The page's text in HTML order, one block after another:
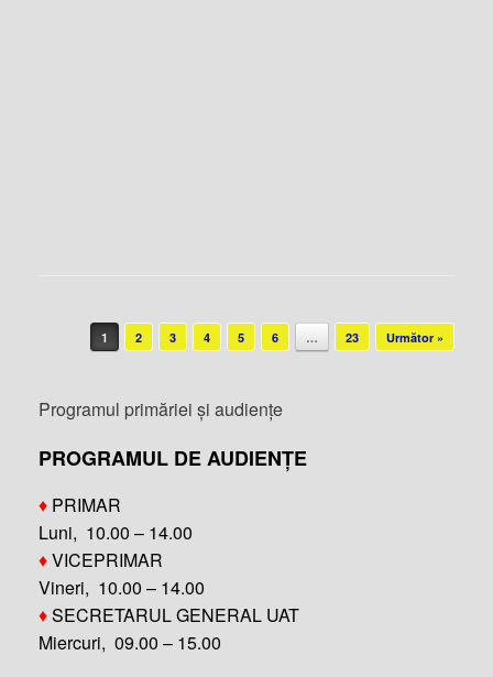
Post navigation
1 2 3 4 5 6 … 23 Următor »
Programul primăriei și audiențe
PROGRAMUL DE AUDIENȚE
♦ PRIMAR
Luni, 10.00 – 14.00
♦VICEPRIMAR
Vineri, 10.00 – 14.00
♦SECRETARUL GENERAL UAT
Miercuri, 09.00 – 15.00